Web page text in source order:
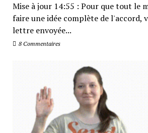
Mise à jour 14:55 : Pour que tout le
faire une idée complète de l'accord,
lettre envoyée...
8 Commentaires